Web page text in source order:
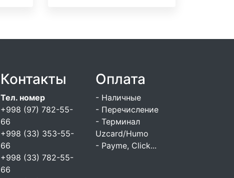
Контакты
Тел. номер
+998 (97) 782-55-
66
+998 (33) 353-55-
66
+998 (33) 782-55-
66
Оплата
- Наличные
- Перечисление
- Терминал
Uzcard/Humo
- Payme, Click...